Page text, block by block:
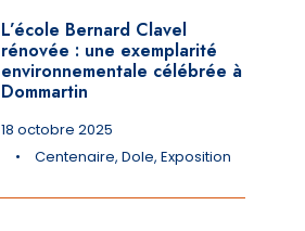
L’école Bernard Clavel
rénovée : une exemplarité
environnementale célébrée à
Dommartin
18 octobre 2025
•
Centenaire, Dole, Exposition